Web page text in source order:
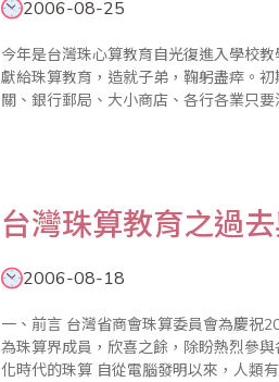
2006-08-25
今年是台灣珠心算教育自光復進入學校
獻給珠算教育，造就子弟，鞠躬盡瘁。
關、銀行郵局、大小商店、各行各業只
台灣珠算教育之過
2006-08-18
一、前言 台灣省商會珠算委員會為慶祝2006年世界珠算日，並紀念台灣地區珠算推動60週年擬編特刊，忝
為珠算界成員，欣喜之餘，除盼熱烈參與
化時代的珠算 自從電腦發明以來，人類有了新的計算工具與計算程式，一切事物似乎進入電腦與e化時代，